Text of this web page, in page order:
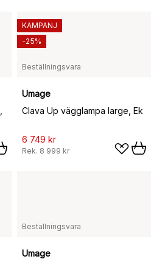
Beställningsvara
Umage
Clava Up vägglampa large, Ek
6 749 kr
Rek. 8 999 kr
KAMPANJ
-25%
Beställningsvara
Umage